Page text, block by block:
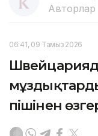
Авторлар
06:41, 09 Тамыз 2026
пішінен